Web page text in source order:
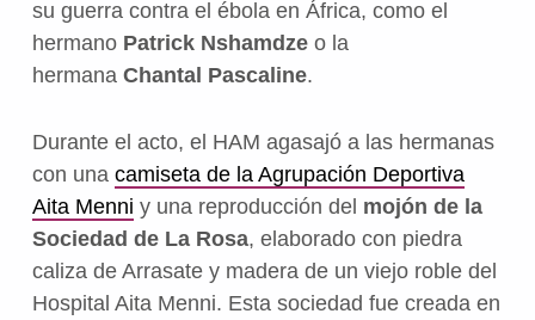
su guerra contra el ébola en África, como el
hermano Patrick Nshamdzeo la
hermana Chantal Pascaline.
Durante el acto, el HAM agasajó a las hermanas
con una camiseta de la Agrupación Deportiva
Aita Menni y una reproducción del mojón de la
Sociedad de La Rosa, elaborado con piedra
caliza de Arrasate y madera de un viejo roble del
Hospital Aita Menni. Esta sociedad fue creada en